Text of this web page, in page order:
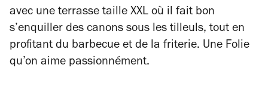
avec une terrasse taille XXL où il fait bon
s’enquiller des canons sous les tilleuls, tout en
profitant du barbecue et de la friterie. Une Folie
qu’on aime passionnément.